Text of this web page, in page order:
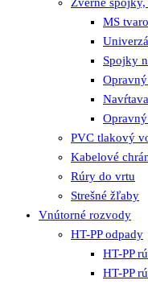
MS
Spojky
PVC tlakový
Kabelové
Rúry do vrtu
Strešné žľaby
Vnútorné rozvody
HT-PP odpady
HT-PP
HT-PP